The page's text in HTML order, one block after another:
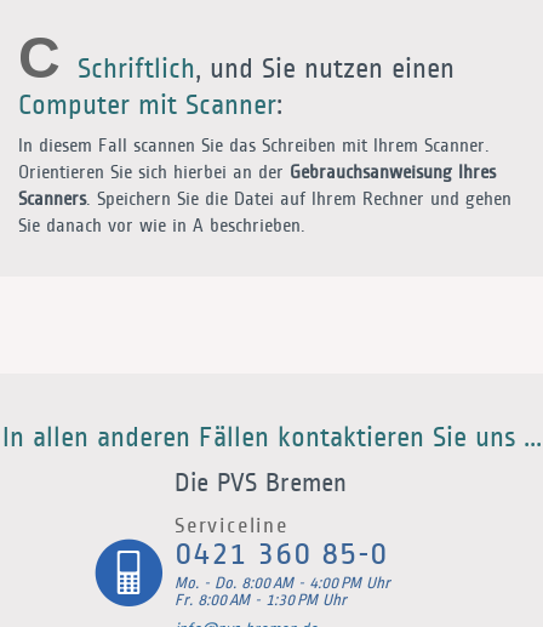
C Schriftlich, und Sie nutzen einen
Computer mit Scanner:
In diesem Fall scannen Sie das Schreiben mit Ihrem Scanner.
Orientieren Sie sich hierbei an der Gebrauchsanweisung Ihres
Scanners. Speichern Sie die Datei auf Ihrem Rechner und gehen
Sie danach vor wie in A beschrieben.
In allen anderen Fällen kontaktieren Sie uns ...
Die PVS Bremen
Serviceline
0421 360 85-0
Mo. - Do. 8:00 AM - 4:00 PM Uhr
Fr. 8:00 AM - 1:30 PM Uhr